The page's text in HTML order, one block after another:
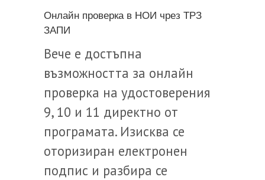
Онлайн проверка в НОИ чрез ТРЗ
ЗАПИ
Вече е достъпна
възможността за онлайн
проверка на удостоверения
9, 10 и 11 директно от
програмата. Изисква се
оторизиран електронен
подпис и разбира се